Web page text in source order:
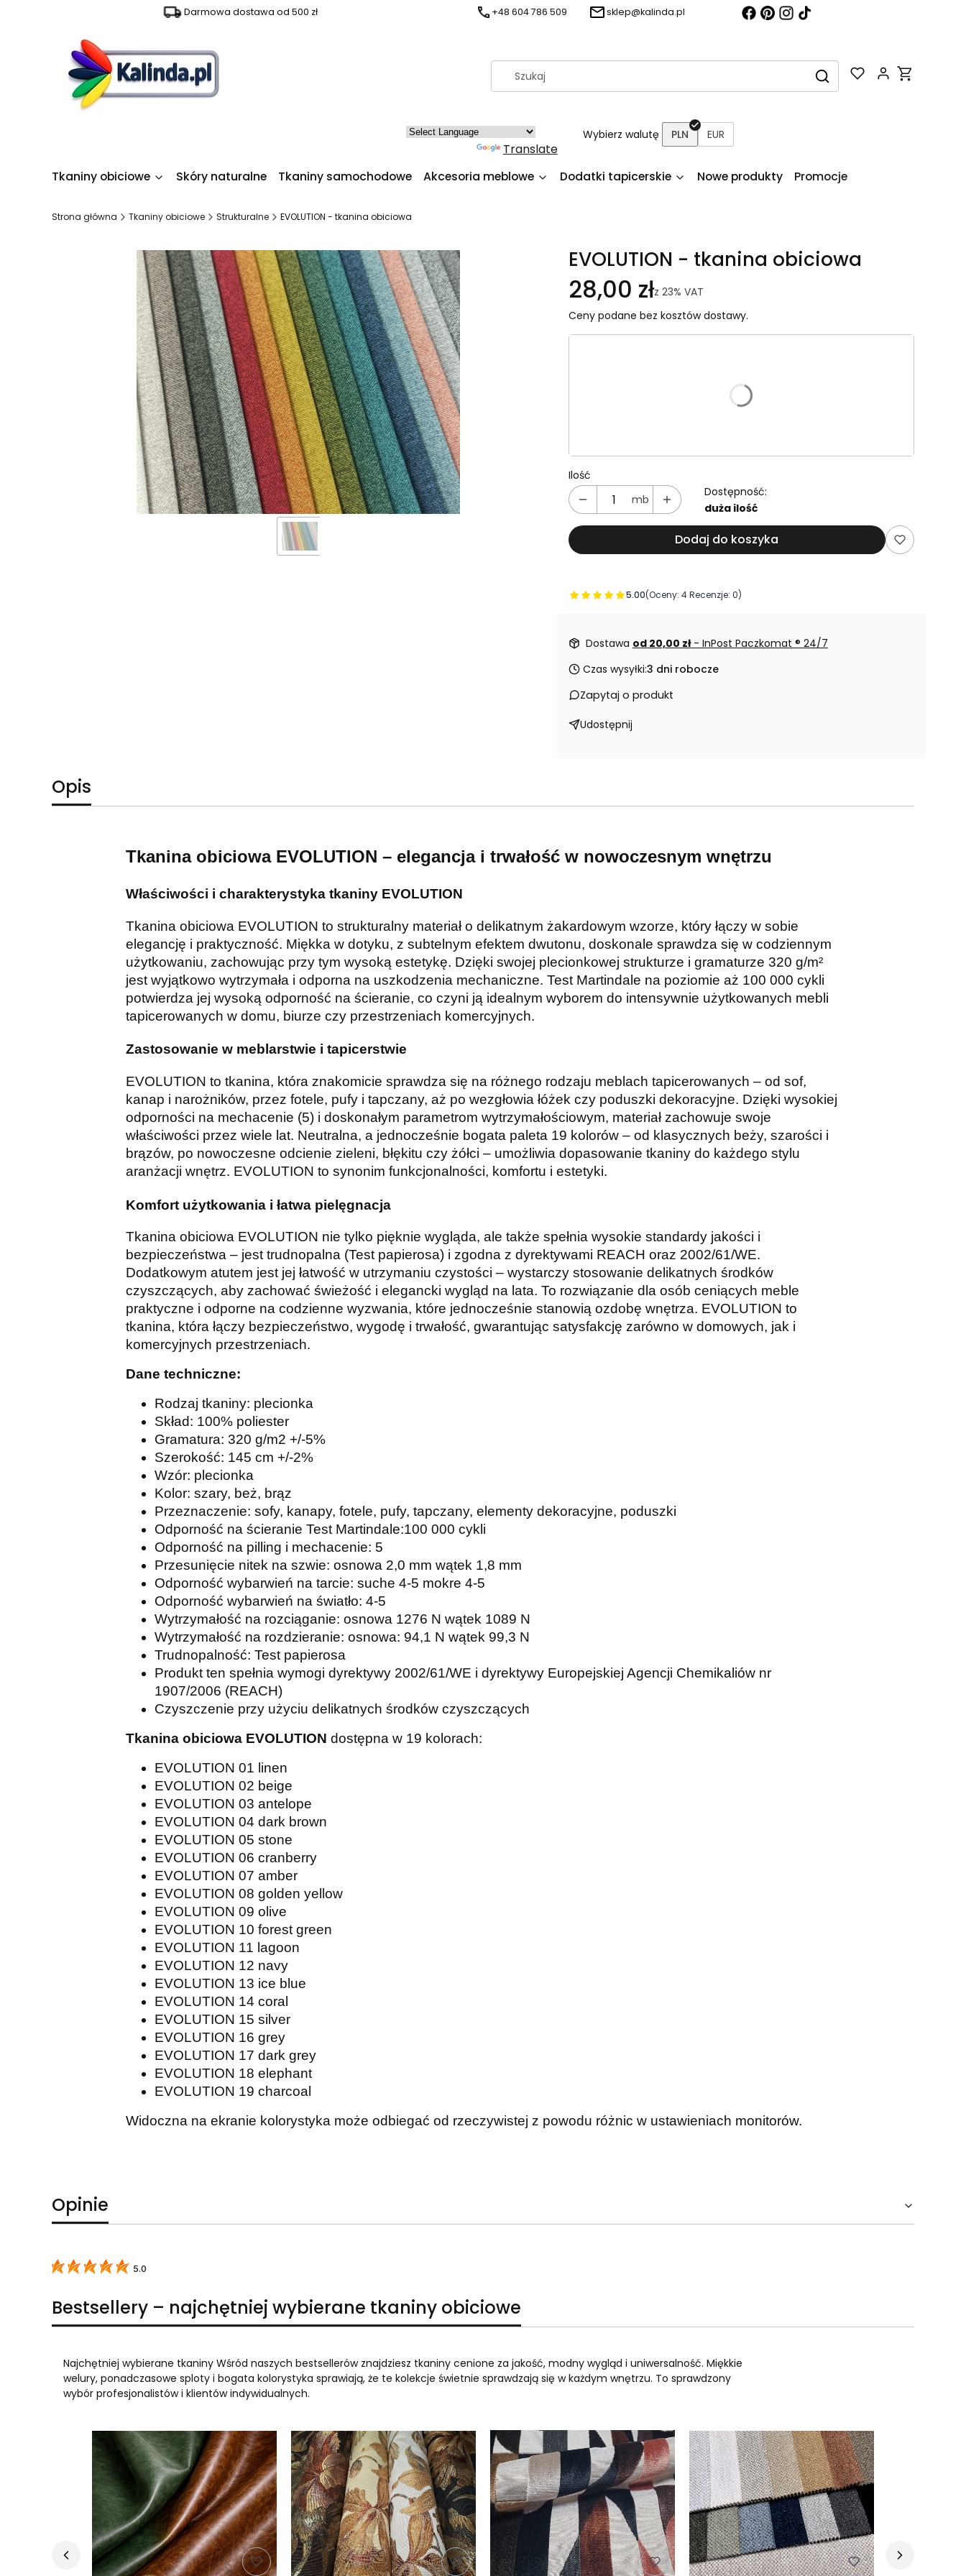
Darmowa dostawa od 500 zł +48 604 786 509 sklep@kalinda.pl
WyczyśćSzukaj
Produkty w
Translate
Wybierz walutę PLN EUR
Tkaniny obiciowe Skóry naturalne Tkaniny samochodowe Akcesoria meblowe Dodatki tapicerskie Nowe produkty Promocje
Strona główna Tkaniny obiciowe Strukturalne EVOLUTION - tkanina obiciowa
EVOLUTION - tkanina obiciowa
28,00 złz 23% VAT
Ceny podane bez kosztów dostawy.
Ilość
mb
Dostępność:
duża ilość
Dodaj do koszyka
5.00(Oceny: 4 Recenzje: 0)
Przejdź do sekcji Opinie
Dostawa od 20,00 zł - InPost Paczkomat ® 24/7
Czas wysyłki:3 dni robocze
Zapytaj o produkt
Udostępnij
Opis
Tkanina obiciowa EVOLUTION – elegancja i trwałość w nowoczesnym wnętrzu
Właściwości i charakterystyka tkaniny EVOLUTION
Tkanina obiciowa EVOLUTION to strukturalny materiał o delikatnym żakardowym wzorze, który łączy w sobie
elegancję i praktyczność. Miękka w dotyku, z subtelnym efektem dwutonu, doskonale sprawdza się w codziennym
użytkowaniu, zachowując przy tym wysoką estetykę. Dzięki swojej plecionkowej strukturze i gramaturze 320 g/m²
jest wyjątkowo wytrzymała i odporna na uszkodzenia mechaniczne. Test Martindale na poziomie aż 100 000 cykli
potwierdza jej wysoką odporność na ścieranie, co czyni ją idealnym wyborem do intensywnie użytkowanych mebli
tapicerowanych w domu, biurze czy przestrzeniach komercyjnych.
Zastosowanie w meblarstwie i tapicerstwie
EVOLUTION to tkanina, która znakomicie sprawdza się na różnego rodzaju meblach tapicerowanych – od sof,
kanap i narożników, przez fotele, pufy i tapczany, aż po wezgłowia łóżek czy poduszki dekoracyjne. Dzięki wysokiej
odporności na mechacenie (5) i doskonałym parametrom wytrzymałościowym, materiał zachowuje swoje
właściwości przez wiele lat. Neutralna, a jednocześnie bogata paleta 19 kolorów – od klasycznych beży, szarości i
brązów, po nowoczesne odcienie zieleni, błękitu czy żółci – umożliwia dopasowanie tkaniny do każdego stylu
aranżacji wnętrz. EVOLUTION to synonim funkcjonalności, komfortu i estetyki.
Komfort użytkowania i łatwa pielęgnacja
Tkanina obiciowa EVOLUTION nie tylko pięknie wygląda, ale także spełnia wysokie standardy jakości i
bezpieczeństwa – jest trudnopalna (Test papierosa) i zgodna z dyrektywami REACH oraz 2002/61/WE.
Dodatkowym atutem jest jej łatwość w utrzymaniu czystości – wystarczy stosowanie delikatnych środków
czyszczących, aby zachować świeżość i elegancki wygląd na lata. To rozwiązanie dla osób ceniących meble
praktyczne i odporne na codzienne wyzwania, które jednocześnie stanowią ozdobę wnętrza. EVOLUTION to
tkanina, która łączy bezpieczeństwo, wygodę i trwałość, gwarantując satysfakcję zarówno w domowych, jak i
komercyjnych przestrzeniach.
Dane techniczne:
Rodzaj tkaniny: plecionka
Skład: 100% poliester
Gramatura: 320 g/m2 +/-5%
Szerokość: 145 cm +/-2%
Wzór: plecionka
Kolor: szary, beż, brąz
Przeznaczenie: sofy, kanapy, fotele, pufy, tapczany, elementy dekoracyjne, poduszki
Odporność na ścieranie Test Martindale:100 000 cykli
Odporność na pilling i mechacenie: 5
Przesunięcie nitek na szwie: osnowa 2,0 mm wątek 1,8 mm
Odporność wybarwień na tarcie: suche 4-5 mokre 4-5
Odporność wybarwień na światło: 4-5
Wytrzymałość na rozciąganie: osnowa 1276 N wątek 1089 N
Wytrzymałość na rozdzieranie: osnowa: 94,1 N wątek 99,3 N
Trudnopalność: Test papierosa
Produkt ten spełnia wymogi dyrektywy 2002/61/WE i dyrektywy Europejskiej Agencji Chemikaliów nr
1907/2006 (REACH)
Czyszczenie przy użyciu delikatnych środków czyszczących
Tkanina obiciowa EVOLUTION dostępna w 19 kolorach:
EVOLUTION 01 linen
EVOLUTION 02 beige
EVOLUTION 03 antelope
EVOLUTION 04 dark brown
EVOLUTION 05 stone
EVOLUTION 06 cranberry
EVOLUTION 07 amber
EVOLUTION 08 golden yellow
EVOLUTION 09 olive
EVOLUTION 10 forest green
EVOLUTION 11 lagoon
EVOLUTION 12 navy
EVOLUTION 13 ice blue
EVOLUTION 14 coral
EVOLUTION 15 silver
EVOLUTION 16 grey
EVOLUTION 17 dark grey
EVOLUTION 18 elephant
EVOLUTION 19 charcoal
Widoczna na ekranie kolorystyka może odbiegać od rzeczywistej z powodu różnic w ustawieniach monitorów.
Opinie
5.0
Bestsellery – najchętniej wybierane tkaniny obiciowe
Najchętniej wybierane tkaniny Wśród naszych bestsellerów znajdziesz tkaniny cenione za jakość, modny wygląd i uniwersalność. Miękkie
welury, ponadczasowe sploty i bogata kolorystyka sprawiają, że te kolekcje świetnie sprawdzają się w każdym wnętrzu. To sprawdzony
wybór profesjonalistów i klientów indywidualnych.